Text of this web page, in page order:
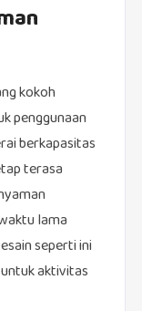
kokoh
penggunaan
berkapasitas
terasa
lama
seperti ini
aktivitas